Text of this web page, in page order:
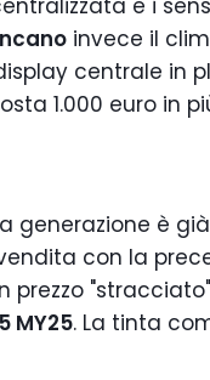
e i
invece il
centrale in
1.000 euro in
generazione è
con la
prezzo
MY25. La tinta